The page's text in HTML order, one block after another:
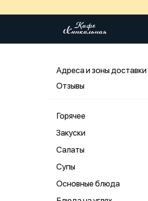
Адреса и зоны доставки
Отзывы
Горячее
Закуски
Салаты
Супы
Основные блюда